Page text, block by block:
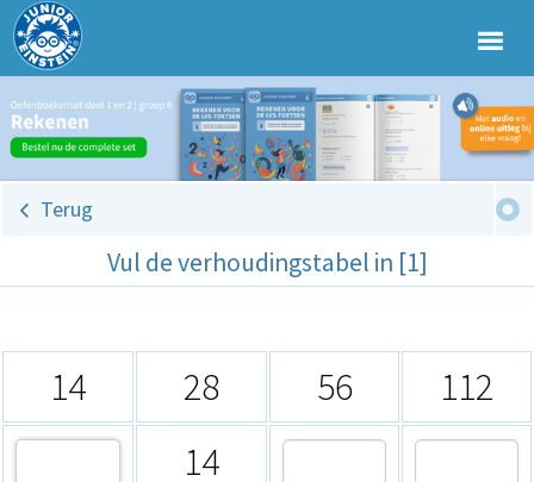
Terug
Vul de verhoudingstabel in [1]
14 28 56
112
14